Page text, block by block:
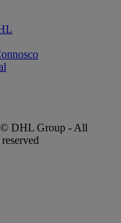
© DHL Group - All